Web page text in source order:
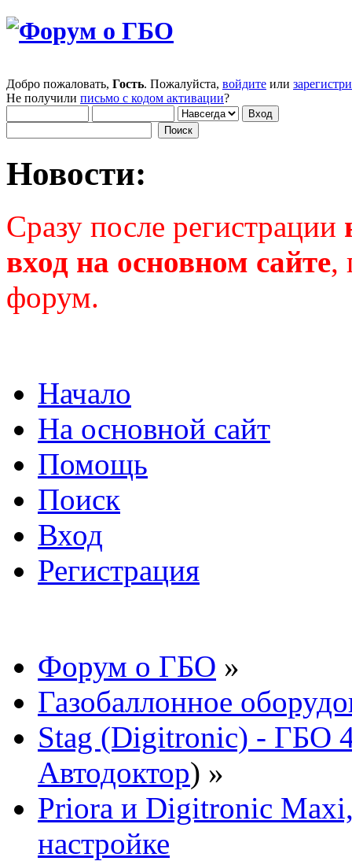
Добро пожаловать, Гость. Пожалуйста, войдите или
Не получили письмо с кодом активации?
Новости:
Сразу после регистрации
вход на основном сайте,
форум.
Начало
На основной сайт
Помощь
Поиск
Вход
Регистрация
Форум о ГБО »
Газобаллонное
Stag (Digitronic) - ГБО
Автодоктор) »
Priora и Digitronic
настройке